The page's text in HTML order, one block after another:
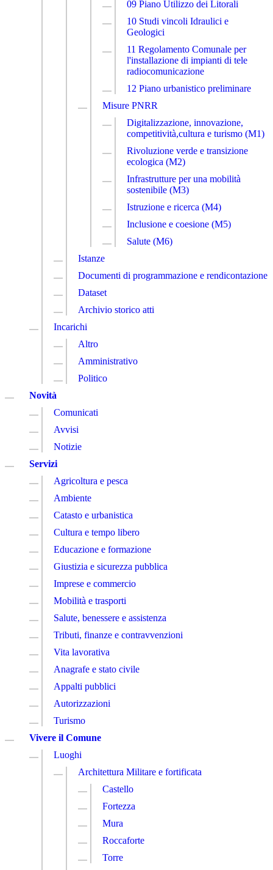
09 Piano Utilizzo dei Litorali
10 Studi vincoli Idraulici e
Geologici
11 Regolamento Comunale per
l'installazione di impianti di tele
radiocomunicazione
12 Piano urbanistico preliminare
Misure PNRR
Digitalizzazione, innovazione,
competitività,cultura e turismo (M1)
Rivoluzione verde e transizione
ecologica (M2)
Infrastrutture per una mobilità
sostenibile (M3)
Istruzione e ricerca (M4)
Inclusione e coesione (M5)
Salute (M6)
Istanze
Documenti di programmazione e rendicontazione
Dataset
Archivio storico atti
Incarichi
Altro
Amministrativo
Politico
Novità
Comunicati
Avvisi
Notizie
Servizi
Agricoltura e pesca
Ambiente
Catasto e urbanistica
Cultura e tempo libero
Educazione e formazione
Giustizia e sicurezza pubblica
Imprese e commercio
Mobilità e trasporti
Salute, benessere e assistenza
Tributi, finanze e contravvenzioni
Vita lavorativa
Anagrafe e stato civile
Appalti pubblici
Autorizzazioni
Turismo
Vivere il Comune
Luoghi
Architettura Militare e fortificata
Castello
Fortezza
Mura
Roccaforte
Torre